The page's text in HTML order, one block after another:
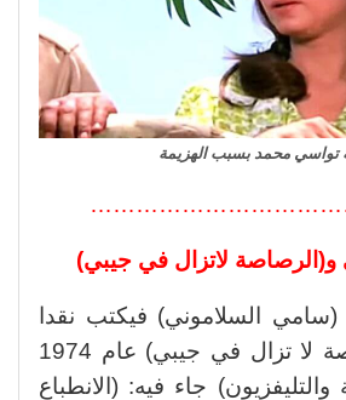
تواسي محمد بسبب الهزيمة
لاتزال في جيبي)
(سامي السلاموني) فيكتب نقدا
عن فيلم (الرصاصة لا تزال في جيبي) عام 1974
جاء فيه: (الانطباع